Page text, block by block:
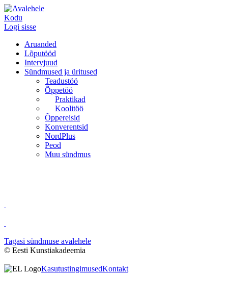
Kodu
Logi sisse
Aruanded
Lõputööd
Intervjuud
Sündmused ja üritused
Teadustöö
Õppetöö
Praktikad
Koolitöö
Õppereisid
Konverentsid
NordPlus
Peod
Muu sündmus
Tagasi sündmuse avalehele
© Eesti Kunstiakadeemia
KasutustingimusedKontakt